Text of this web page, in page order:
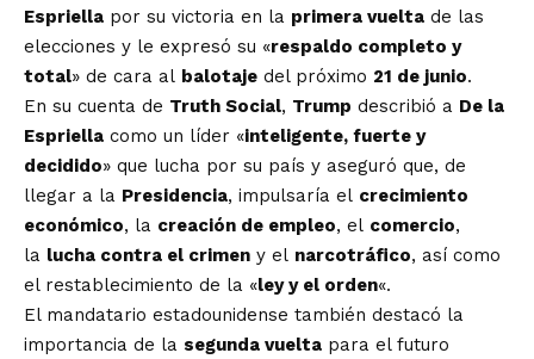
Espriella por su victoria en la primera vuelta de las
elecciones y le expresó su «respaldo completo y
total» de cara al balotaje del próximo 21 de junio.
En su cuenta de Truth Social, Trump describió a De la
Espriella como un líder «inteligente, fuerte y
decidido» que lucha por su país y aseguró que, de
llegar a la Presidencia, impulsaría el crecimiento
económico, la creación de empleo, el comercio,
la lucha contra el crimen y el narcotráfico, así como
el restablecimiento de la «ley y el orden«.
El mandatario estadounidense también destacó la
importancia de la segunda vuelta para el futuro